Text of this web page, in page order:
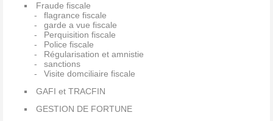
Fraude fiscale
flagrance fiscale
garde a vue fiscale
Perquisition fiscale
Police fiscale
Régularisation et amnistie
sanctions
Visite domciliaire fiscale
GAFI et TRACFIN
GESTION DE FORTUNE